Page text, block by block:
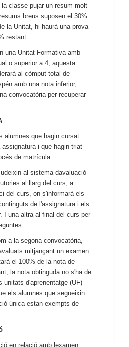
classe pujar un resum molt
breus suposen el 30%
la Unitat, hi haurà una prova
restant.
una Unitat Formativa amb
o superior a 4, aquesta
al còmput total de
amb una nota inferior,
convocatòria per recuperar
alumnes que hagin cursat
assignatura i que hagin triat
de matrícula.
al sistema davaluació
al llarg del curs, a
del curs, on s'informarà els
de l'assignatura i els
I una altra al final del curs per
a la segona convocatòria,
mitjançant un examen
el 100% de la nota de
la nota obtinguda no s'ha de
unitats d'aprenentatge (UF)
els alumnes que segueixin
única estan exempts de
en relació amb lexamen